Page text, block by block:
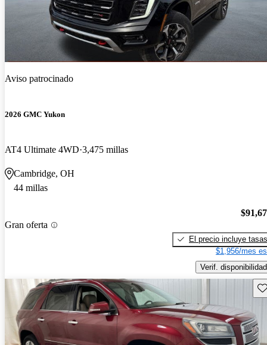
Aviso patrocinado
2026 GMC Yukon
AT4 Ultimate 4WD 3,475 millas
Cambridge, OH
44 millas
Gran oferta
El precio incluye tasas
$1,956/mes
Verif. disponibilidad